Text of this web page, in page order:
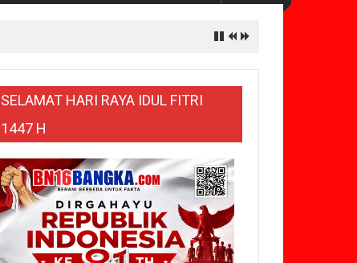
SELAMAT HARI RAYA IDUL FITRI
1447 H